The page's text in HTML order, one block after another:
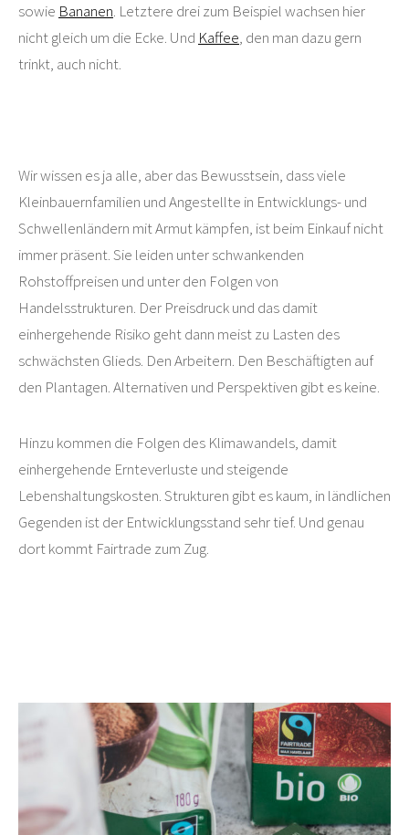
sowie Bananen. Letztere drei zum Beispiel wachsen hier
nicht gleich um die Ecke. Und Kaffee, den man dazu gern
trinkt, auch nicht.
Wir wissen es ja alle, aber das Bewusstsein, dass viele
Kleinbauernfamilien und Angestellte in Entwicklungs- und
Schwellenländern mit Armut kämpfen, ist beim Einkauf nicht
immer präsent. Sie leiden unter schwankenden
Rohstoffpreisen und unter den Folgen von
Handelsstrukturen. Der Preisdruck und das damit
einhergehende Risiko geht dann meist zu Lasten des
schwächsten Glieds. Den Arbeitern. Den Beschäftigten auf
den Plantagen. Alternativen und Perspektiven gibt es keine.
Hinzu kommen die Folgen des Klimawandels, damit
einhergehende Ernteverluste und steigende
Lebenshaltungskosten. Strukturen gibt es kaum, in ländlichen
Gegenden ist der Entwicklungsstand sehr tief. Und genau
dort kommt Fairtrade zum Zug.